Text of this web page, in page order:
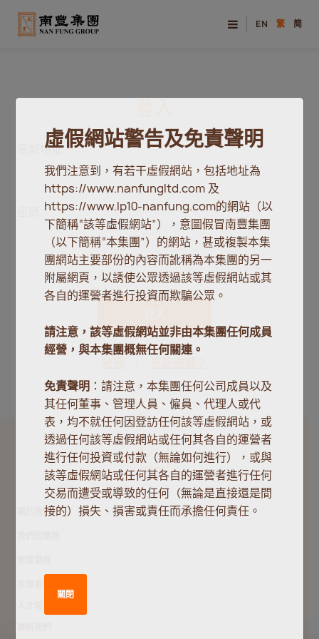
EN 繁 简
電郵地址
關於我們
虛假網站警告及免責聲明
我們注意到，有若干虛假網站，包括地址為
https://www.nanfungltd.com 及
https://www.lp10-nanfung.com的網站（以
下簡稱“該等虛假網站”），意圖假冒南豐集團
（以下簡稱“本集團”）的網站，甚或複製本集
團網站主要部份的內容而訛稱為本集團的另一
附屬網頁，以誘使公眾透過該等虛假網站或其
各自的運營者進行投資而欺騙公眾。
請注意，該等虛假網站並非由本集團任何成員
經營，與本集團概無任何關連。
免責聲明 ：請注意，本集團任何公司成員以及
其任何董事、管理人員、僱員、代理人或代
表，均不就任何因登訪任何該等虛假網站，或
透過任何該等虛假網站或任何其各自的運營者
進行任何投資或付款（無論如何進行），或與
該等虛假網站或任何其各自的運營者進行任何
交易而遭受或導致的任何（無論是直接還是間
接的）損失、損害或責任而承擔任何責任。
關閉